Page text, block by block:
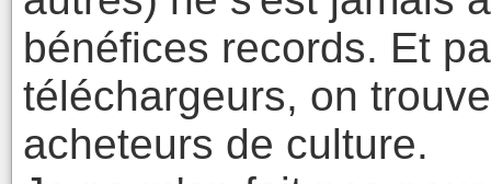
bénéfices records. Et
téléchargeurs, on
acheteurs de culture.